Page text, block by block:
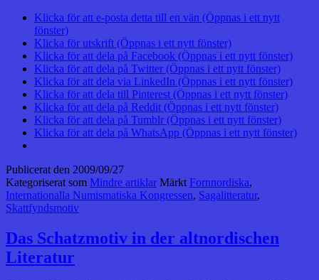
Klicka för att e-posta detta till en vän (Öppnas i ett nytt
fönster)
Klicka för utskrift (Öppnas i ett nytt fönster)
Klicka för att dela på Facebook (Öppnas i ett nytt fönster)
Klicka för att dela på Twitter (Öppnas i ett nytt fönster)
Klicka för att dela via LinkedIn (Öppnas i ett nytt fönster)
Klicka för att dela till Pinterest (Öppnas i ett nytt fönster)
Klicka för att dela på Reddit (Öppnas i ett nytt fönster)
Klicka för att dela på Tumblr (Öppnas i ett nytt fönster)
Klicka för att dela på WhatsApp (Öppnas i ett nytt fönster)
Publicerat den 2009/09/27
Kategoriserat som Mindre artiklar Märkt Fornnordiska,
Internationalla Numismatiska Kongressen, Sagalitteratur,
Skattfyndsmotiv
Das Schatzmotiv in der altnordischen
Literatur